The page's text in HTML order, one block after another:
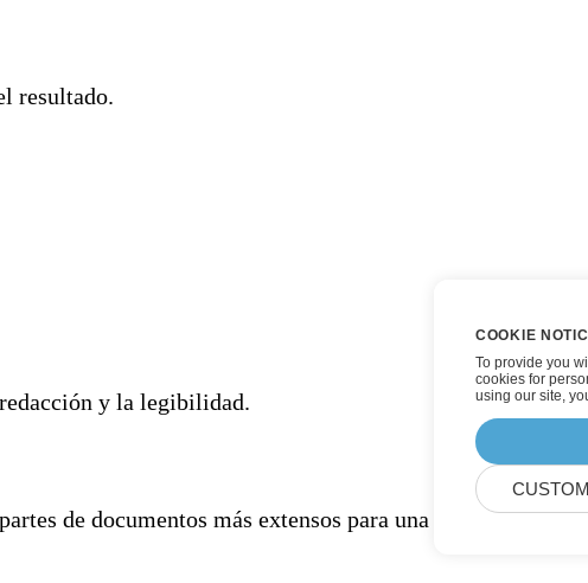
resultado.
y la legibilidad.
de documentos más extensos para una respuesta más
COOKIE
To provide you
cookies for
using our site,